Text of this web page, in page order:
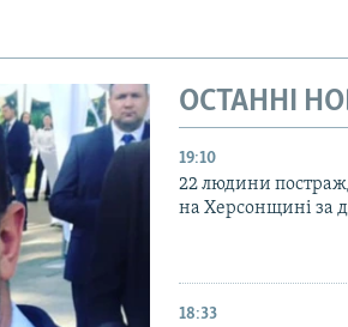
ОСТАННІ
19:10
22 людини
на Херсонщині за
18:33